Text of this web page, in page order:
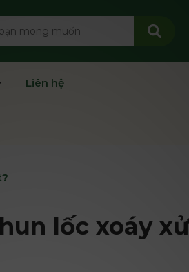
Liên hệ
lốc xoáy